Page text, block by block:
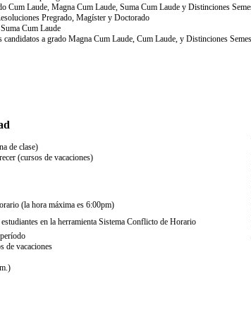
Cum Laude, Magna Cum Laude, Suma Cum Laude y Distinciones
Pregrado, Magíster y Doctorado
Cum Laude
a grado Magna Cum Laude, Cum Laude, y Distinciones
de clase)
(cursos de vacaciones)
(la hora máxima es 6:00pm)
en la herramienta Sistema Conflicto de Horario
de vacaciones